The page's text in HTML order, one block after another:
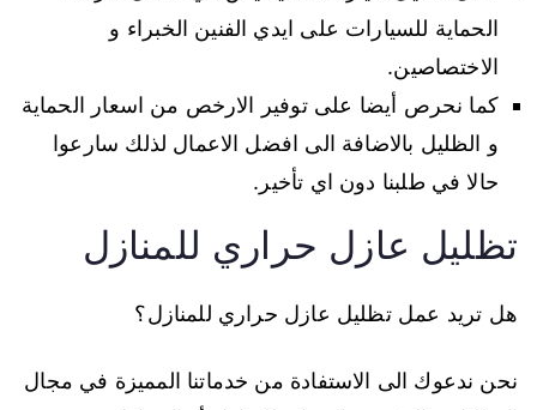
الحماية للسيارات على ايدي الفنين الخبراء و
الاختصاصين.
كما نحرص أيضا على توفير الارخص من اسعار الحماية
و الظليل بالاضافة الى افضل الاعمال لذلك سارعوا
حالا في طلبنا دون اي تأخير.
تظليل عازل حراري للمنازل
هل تريد عمل تظليل عازل حراري للمنازل؟
نحن ندعوك الى الاستفادة من خدماتنا المميزة في مجال